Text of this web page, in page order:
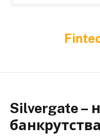
Silvergate –